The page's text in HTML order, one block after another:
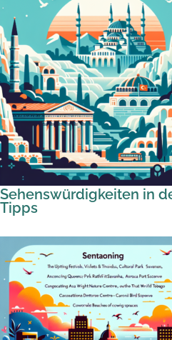
Sehenswürdigkeiten in
Tipps